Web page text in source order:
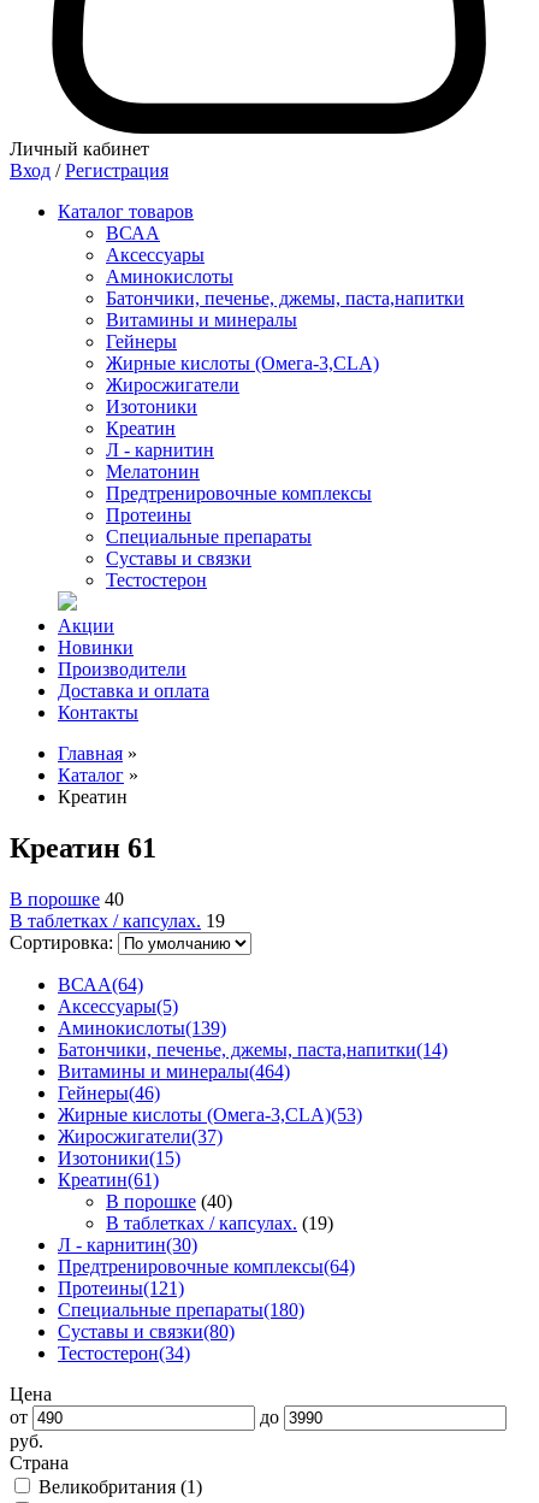
Личный кабинет
Вход / Регистрация
Каталог товаров
ВСАА
Аксессуары
Аминокислоты
Батончики, печенье, джемы, паста,напитки
Витамины и минералы
Гейнеры
Жирные кислоты (Омега-3,CLA)
Жиросжигатели
Изотоники
Креатин
Л - карнитин
Мелатонин
Предтренировочные комплексы
Протеины
Специальные препараты
Суставы и связки
Тестостерон
Акции
Новинки
Производители
Доставка и оплата
Контакты
Главная »
Каталог »
Креатин
Креатин 61
В порошке 40
В таблетках / капсулах. 19
Сортировка:
ВСАА(64)
Аксессуары(5)
Аминокислоты(139)
Батончики, печенье, джемы, паста,напитки(14)
Витамины и минералы(464)
Гейнеры(46)
Жирные кислоты (Омега-3,CLA)(53)
Жиросжигатели(37)
Изотоники(15)
Креатин(61)
В порошке (40)
В таблетках / капсулах. (19)
Л - карнитин(30)
Предтренировочные комплексы(64)
Протеины(121)
Специальные препараты(180)
Суставы и связки(80)
Тестостерон(34)
Цена
от
до
руб.
Страна
Великобритания (1)